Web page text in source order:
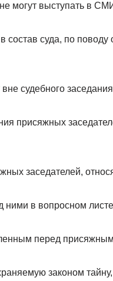
могут выступать в
суда, по поводу
судебного
присяжных
заседателей,
ними в вопросном
перед
законом